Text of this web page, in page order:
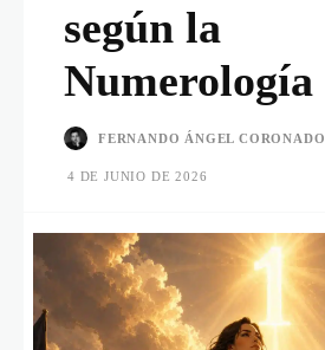
según la
Numerología
FERNANDO ÁNGEL CORONADO
4 DE JUNIO DE 2026